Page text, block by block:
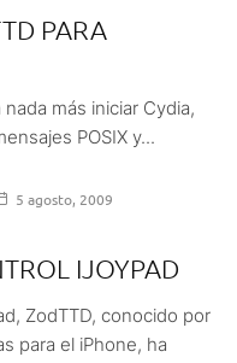
PARA
más iniciar Cydia,
POSIX y...
5 agosto, 2009
IJOYPAD
ZodTTD, conocido por
para el iPhone, ha